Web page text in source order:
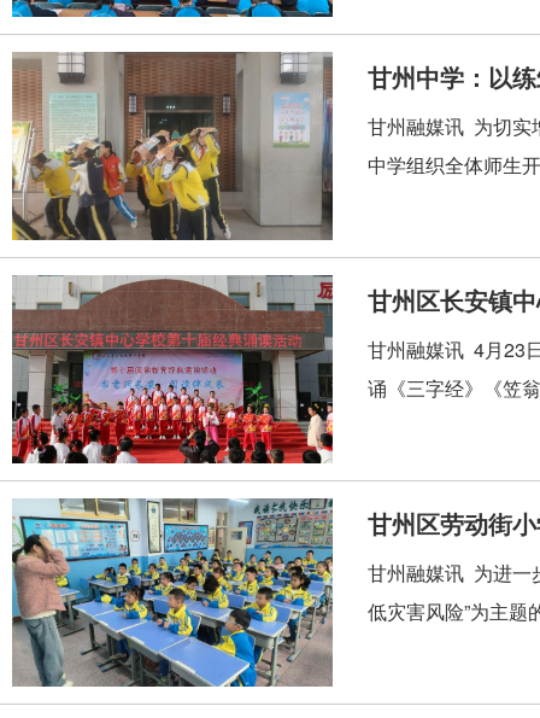
甘州中学：以
甘州融媒讯 为切实
中学组织全体师生
甘州区长安镇
甘州融媒讯 4月23
诵《三字经》《笠
甘州区劳动街
甘州融媒讯 为进一
低灾害风险”为主